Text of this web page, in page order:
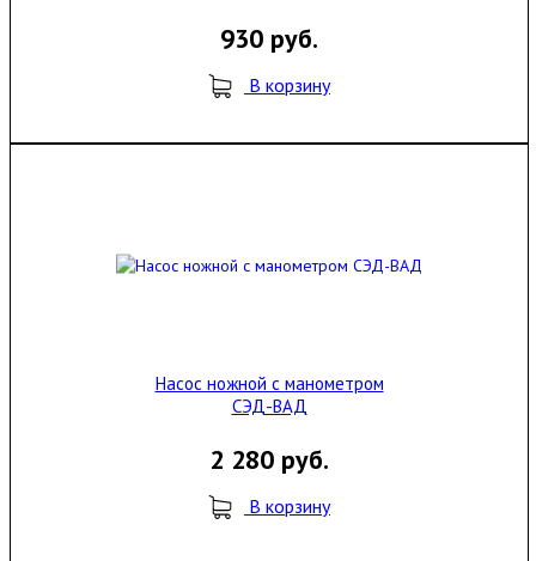
930 руб.
В корзину
Насос ножной с манометром
СЭД-ВАД
2 280 руб.
В корзину